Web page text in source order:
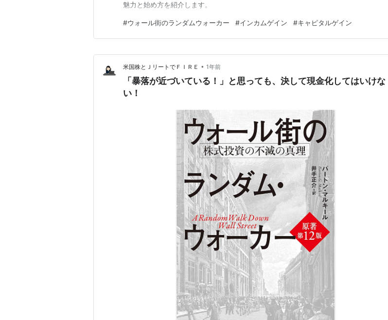
魅力と始め方を紹介します。
#ウォール街のランダムウォーカー #インカムゲイン #キャピタルゲイン
米国株とＪリートでＦＩＲＥ • 1年前
「暴落が近づいている！」と思っても、決して現金化してはいけな
い！